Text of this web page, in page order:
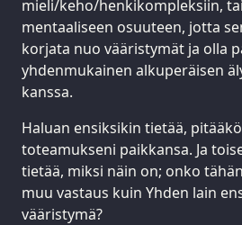
mieli/keho/henkikompleksiin,
mentaaliseen osuuteen, jotta
korjata nuo vääristymät ja olla
yhdenmukainen alkuperäisen
kanssa.
Haluan ensiksikin tietää,
toteamukseni paikkansa. Ja
tietää, miksi näin on; onko
muu vastaus kuin Yhden lain
vääristymä?